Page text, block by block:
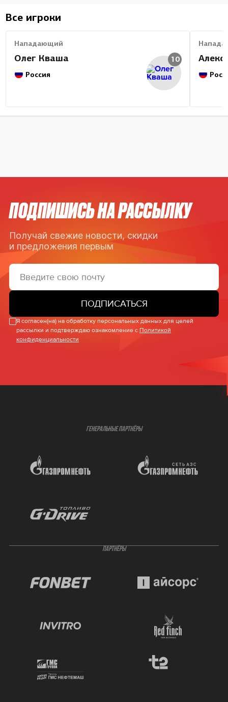
Все игроки
Нападающий
Олег Кваша
Россия
10
ПОДПИШИСЬ НА РАССЫЛКУ
Получай свежие новости, скидки
и предложения первым
ПОДПИСАТЬСЯ
Я согласен(на) на обработку персональных данных для целей
рассылки и подтверждаю ознакомление с Политикой
конфиденциальности
ГЕНЕРАЛЬНЫЕ ПАРТНЁРЫ
ПАРТНЁРЫ